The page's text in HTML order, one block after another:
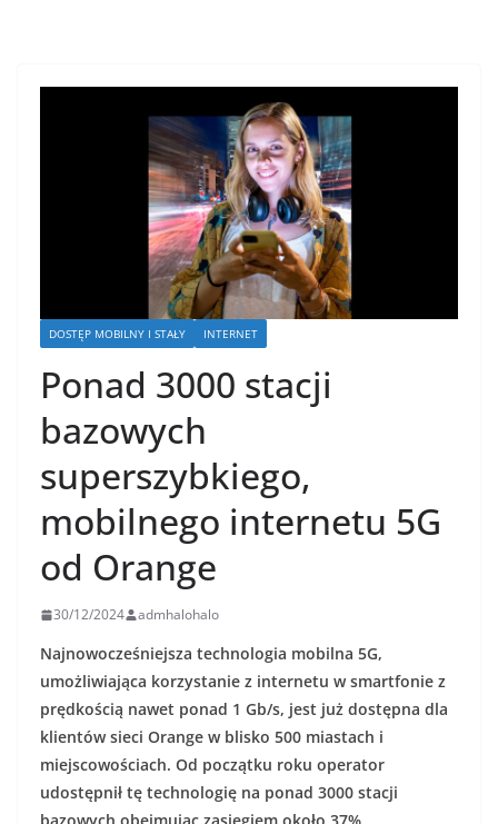
DOSTĘP MOBILNY I STAŁY INTERNET
Ponad 3000 stacji
bazowych
superszybkiego,
mobilnego internetu 5G
od Orange
30/12/2024 admhalohalo
Najnowocześniejsza technologia mobilna 5G,
umożliwiająca korzystanie z internetu w smartfonie z
prędkością nawet ponad 1 Gb/s, jest już dostępna dla
klientów sieci Orange w blisko 500 miastach i
miejscowościach. Od początku roku operator
udostępnił tę technologię na ponad 3000 stacji